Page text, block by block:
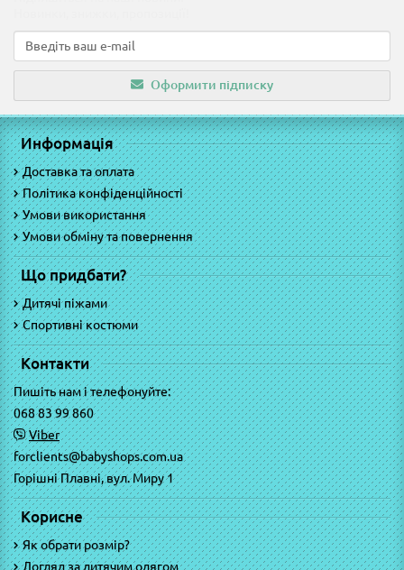
Оформити підписку
Информація
Доставка та оплата
Політика конфіденційності
Умови використання
Умови обміну та повернення
Що придбати?
Дитячі піжами
Спортивні костюми
Контакти
Пишіть нам і телефонуйте:
068 83 99 860
Viber
forclients@babyshops.com.ua
Горішні Плавні, вул. Миру 1
Корисне
Як обрати розмір?
Догляд за дитячим одягом